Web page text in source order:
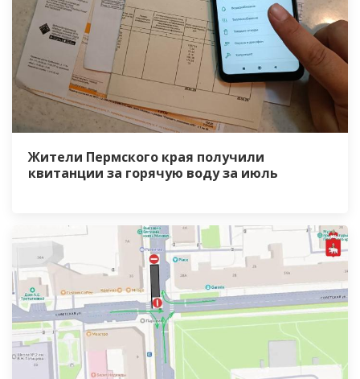
Жители Пермского края получили
квитанции за горячую воду за июль